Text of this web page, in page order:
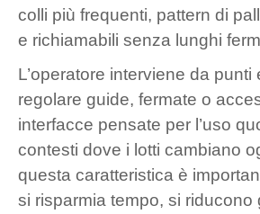
colli più frequenti, pattern di
e richiamabili senza lunghi
L’operatore interviene da punti
regolare guide, fermate o
interfacce pensate per l’uso
contesti dove i lotti cambiano
questa caratteristica è
si risparmia tempo, si riducono